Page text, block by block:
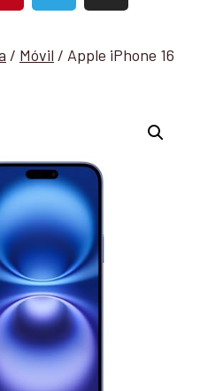
/ Móvil / Apple iPhone 16